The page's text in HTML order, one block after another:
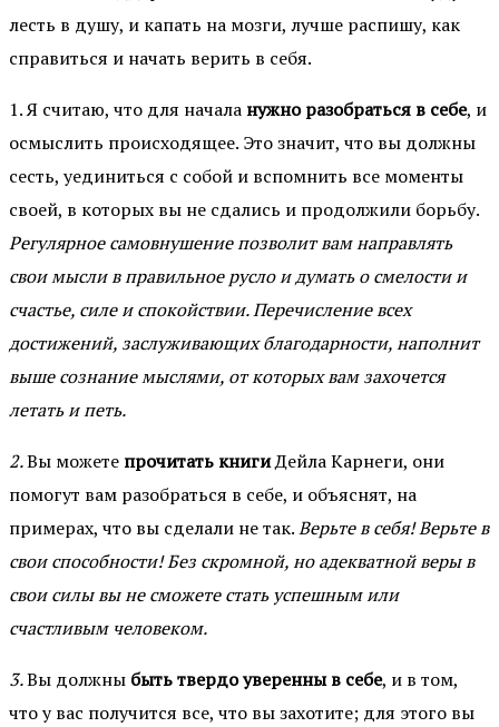
лесть в душу, и капать на мозги, лучше распишу, как
справиться и начать верить в себя.
1. Я считаю, что для начала нужно разобраться в себе, и
осмыслить происходящее. Это значит, что вы должны
сесть, уединиться с собой и вспомнить все моменты
своей, в которых вы не сдались и продолжили борьбу.
Регулярное самовнушение позволит вам направлять
свои мысли в правильное русло и думать о смелости и
счастье, силе и спокойствии. Перечисление всех
достижений, заслуживающих благодарности, наполнит
выше сознание мыслями, от которых вам захочется
летать и петь.
2.Вы можете прочитать книгиДейла Карнеги, они
помогут вам разобраться в себе, и объяснят, на
примерах, что вы сделали не так.Верьте в себя! Верьте в
свои способности! Без скромной, но адекватной веры в
свои силы вы не сможете стать успешным или
счастливым человеком.
3.Вы должны быть твердо уверенны в себе, и в том,
что у вас получится все, что вы захотите; для этого вы